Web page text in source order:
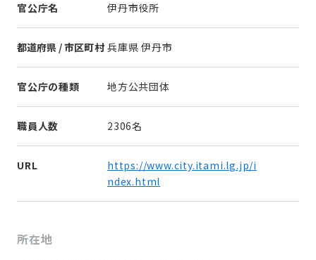
官公庁名 伊丹市役所
都道府県 / 市区町村 兵庫県 伊丹市
官公庁の種類 地方公共団体
職員人数 2306名
URL
https://www.city.itami.lg.jp/i
ndex.html
所在地